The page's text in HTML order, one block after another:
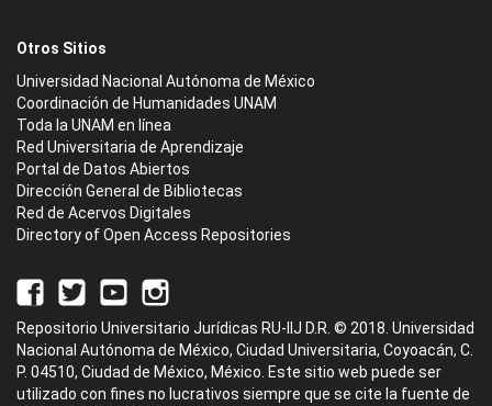
Otros Sitios
Universidad Nacional Autónoma de México
Coordinación de Humanidades UNAM
Toda la UNAM en línea
Red Universitaria de Aprendizaje
Portal de Datos Abiertos
Dirección General de Bibliotecas
Red de Acervos Digitales
Directory of Open Access Repositories
Repositorio Universitario Jurídicas RU-IIJ D.R. © 2018. Universidad
Nacional Autónoma de México, Ciudad Universitaria, Coyoacán, C.
P. 04510, Ciudad de México, México. Este sitio web puede ser
utilizado con fines no lucrativos siempre que se cite la fuente de